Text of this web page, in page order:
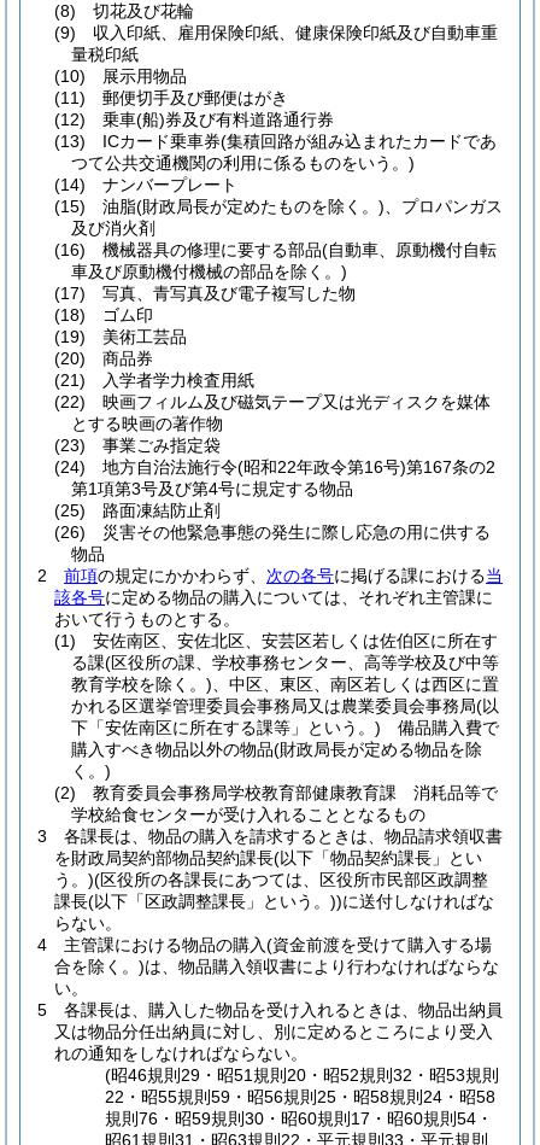
(8)
切花及び花輪
(9)
収入印紙、雇用保険印紙、健康保険印紙及び自動車重
量税印紙
(10)
展示用物品
(11)
郵便切手及び郵便はがき
(12)
乗車(船)券及び有料道路通行券
(13)
ICカード乗車券(集積回路が組み込まれたカードであ
つて公共交通機関の利用に係るものをいう。)
(14)
ナンバープレート
(15)
油脂(財政局長が定めたものを除く。) 、プロパンガス
及び消火剤
(16)
機械器具の修理に要する部品(自動車、原動機付自転
車及び原動機付機械の部品を除く。)
(17)
写真、青写真及び電子複写した物
(18)
ゴム印
(19)
美術工芸品
(20)
商品券
(21)
入学者学力検査用紙
(22)
映画フィルム及び磁気テープ又は光ディスクを媒体
とする映画の著作物
(23)
事業ごみ指定袋
(24)
地方自治法施行令(昭和22年政令第16号)第167条の2
第1項第3号及び第4号に規定する物品
(25)
路面凍結防止剤
(26)
災害その他緊急事態の発生に際し応急の用に供する
物品
2
前項の規定にかかわらず、 次の各号に掲げる課における当
該各号に定める物品の購入については、それぞれ主管課に
おいて行うものとする。
(1)
安佐南区、安佐北区、安芸区若しくは佐伯区に所在す
る課(区役所の課、学校事務センター、高等学校及び中等
教育学校を除く。) 、中区、東区、南区若しくは西区に置
かれる区選挙管理委員会事務局又は農業委員会事務局(以
下「安佐南区に所在する課等」という。) 備品購入費で
購入すべき物品以外の物品(財政局長が定める物品を除
く。)
(2)
教育委員会事務局学校教育部健康教育課 消耗品等で
学校給食センターが受け入れることとなるもの
3
各課長は、物品の購入を請求するときは、物品請求領収書
を財政局契約部物品契約課長(以下「物品契約課長」とい
う。)(区役所の各課長にあつては、区役所市民部区政調整
課長(以下「区政調整課長」という。))に送付しなければな
らない。
4
主管課における物品の購入(資金前渡を受けて購入する場
合を除く。)は、物品購入領収書により行わなければならな
い。
5
各課長は、購入した物品を受け入れるときは、物品出納員
又は物品分任出納員に対し、別に定めるところにより受入
れの通知をしなければならない。
(昭46規則29・昭51規則20・昭52規則32・昭53規則
22・昭55規則59・昭56規則25・昭58規則24・昭58
規則76・昭59規則30・昭60規則17・昭60規則54・
昭61規則31・昭63規則22・平元規則33・平元規則